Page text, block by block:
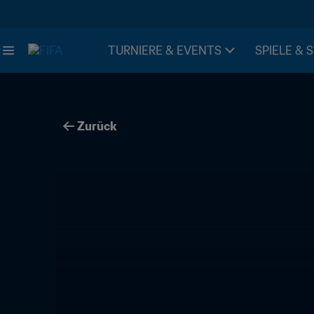
TURNIERE & EVENTS SPIELE &
Zurück